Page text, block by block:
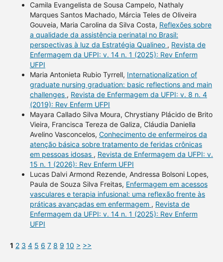
Camila Evangelista de Sousa Campelo, Nathaly
Marques Santos Machado, Márcia Teles de Oliveira
Gouveia, Maria Carolina da Silva Costa, Reflexões sobre
a qualidade da assistência perinatal no Brasil:
perspectivas à luz da Estratégia Qualineo , Revista de
Enfermagem da UFPI: v. 14 n. 1 (2025): Rev Enferm
UFPI
Maria Antonieta Rubio Tyrrell, Internationalization of
graduate nursing graduation: basic reflections and main
challenges , Revista de Enfermagem da UFPI: v. 8 n. 4
(2019): Rev Enferm UFPI
Mayara Callado Silva Moura, Chrystiany Plácido de Brito
Vieira, Francisca Tereza de Galiza, Cláudia Daniella
Avelino Vasconcelos, Conhecimento de enfermeiros da
atenção básica sobre tratamento de feridas crônicas
em pessoas idosas , Revista de Enfermagem da UFPI: v.
15 n. 1 (2026): Rev Enferm UFPI
Lucas Dalvi Armond Rezende, Andressa Bolsoni Lopes,
Paula de Souza Silva Freitas, Enfermagem em acessos
vasculares e terapia infusional: uma reflexão frente às
práticas avançadas em enfermagem , Revista de
Enfermagem da UFPI: v. 14 n. 1 (2025): Rev Enferm
UFPI
1 2 3 4 5 6 7 8 9 10 > >>